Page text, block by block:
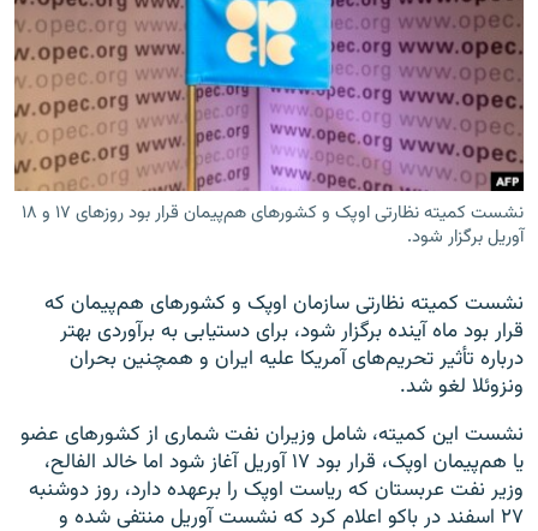
به ما بپیوندید
زبان‌های دیگر
نشست کمیته نظارتی اوپک و کشورهای هم‌پیمان قرار بود روزهای ۱۷ و ۱۸
آوریل برگزار شود.
نشست کمیته نظارتی سازمان اوپک و کشورهای هم‌پیمان که
قرار بود ماه آینده برگزار شود، برای دستیابی به برآوردی بهتر
درباره تأثیر تحریم‌های آمریکا علیه ایران و همچنین بحران
ونزوئلا لغو شد.
نشست این کمیته، شامل وزیران نفت شماری از کشورهای عضو
یا هم‌پیمان اوپک، قرار بود ۱۷ آوریل آغاز شود اما خالد الفالح،
وزیر نفت عربستان که ریاست اوپک را برعهده دارد، روز دوشنبه
۲۷ اسفند در باکو اعلام کرد که نشست آوریل منتفی شده و